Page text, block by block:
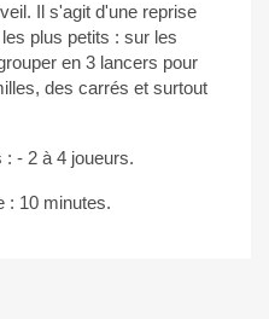
Il s'agit d'une reprise
plus petits : sur les
en 3 lancers pour
des carrés et surtout
- 2 à 4 joueurs.
: 10 minutes.